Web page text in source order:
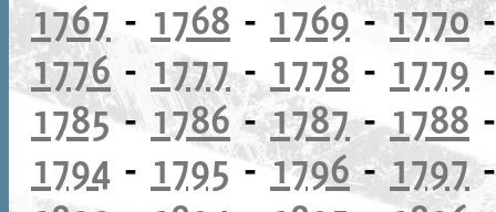
1767 - 1768 - 1769- 1770
1776 - 1777- 1778 - 1779
1785- 1786-1787-1788
1794 - 1795-1796-1797